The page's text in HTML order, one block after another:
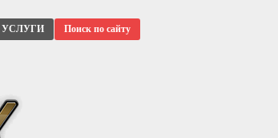
УСЛУГИ Поиск по сайту